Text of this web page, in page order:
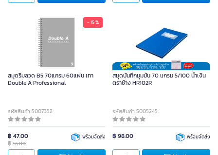
- 15 %
สมุดริมลวด B5 70แกรม 60แผ่น เทา
Double A Professional
รหัสสินค้า 5007352
฿ 47.00
฿ 55.00
พร้อมจัดส่ง
สมุดบันทึกมุมมัน 70 แกรม 5/100 น้ำเงิน
ตราช้าง HR102R
รหัสสินค้า 5005245
฿ 98.00 พร้อมจัดส่ง